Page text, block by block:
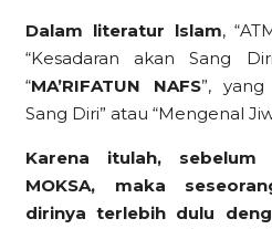
Dalam literatur lslam,
“Kesadaran akan Sang
“MA’RIFATUN NAFS”, yang
Sang Diri” atau “Mengenal
Karena itulah,
MOKSA, maka
dirinya terlebih dulu